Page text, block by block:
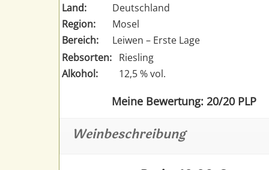
Land:
Deutschland
Region:
Mosel
Bereich:
Leiwen – Erste Lage
Rebsorten: Riesling
Alkohol:
12,5 % vol.
Meine Bewertung: 20/20 PLP
Weinbeschreibung